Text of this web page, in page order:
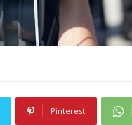
Pinterest